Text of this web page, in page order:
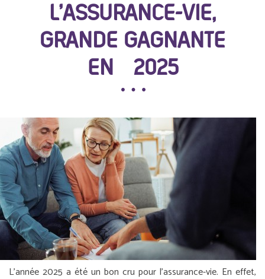
L’ASSURANCE-VIE,
GRANDE GAGNANTE
EN 2025
L’année 2025 a été un bon cru pour l’assurance-vie. En effet,